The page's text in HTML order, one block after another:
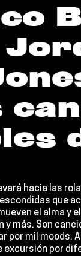
Talento Mexa Semanal
hacia las
que
el alma y
y más. Son
por mil moods.
excursión por